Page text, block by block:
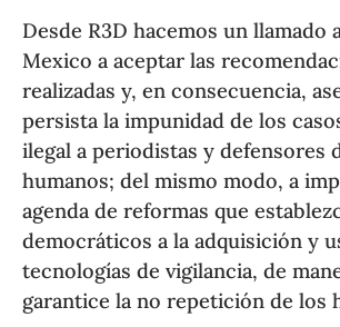
Desde R3D hacemos un llamado
Mexico a aceptar las
realizadas y, en consecuencia,
persista la impunidad de los
ilegal a periodistas y defensores
humanos; del mismo modo, a
agenda de reformas que
democráticos a la adquisición y
tecnologías de vigilancia, de
garantice la no repetición de los